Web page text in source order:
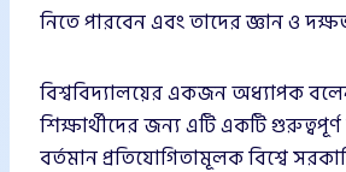
নিতে পারবেন এবং তাদের জ্ঞান ও
বিশ্ববিদ্যালয়ের একজন অধ্যাপক
শিক্ষার্থীদের জন্য এটি একটি
বর্তমান প্রতিযোগিতামূলক বিশ্বে